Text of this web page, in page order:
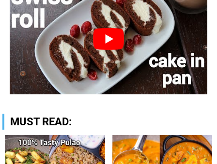
MUST READ: